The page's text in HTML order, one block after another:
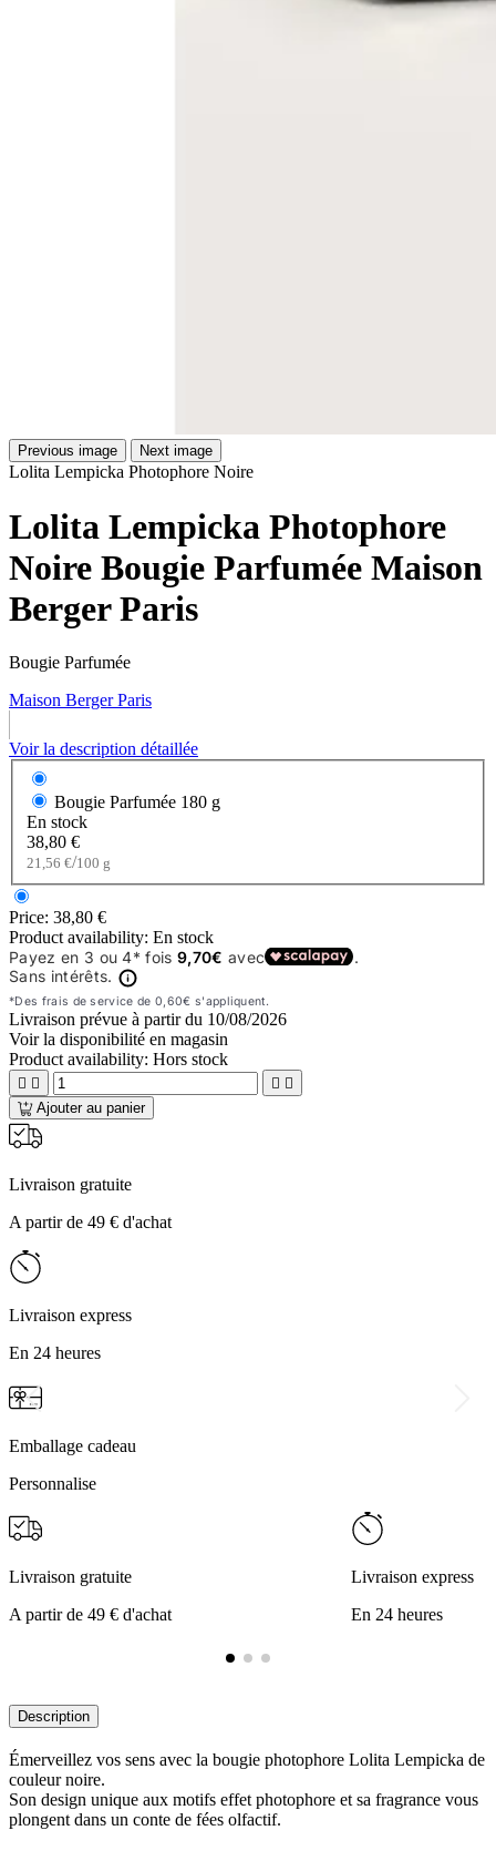
Previous image Next image
Lolita Lempicka Photophore Noire
Lolita Lempicka Photophore
Noire Bougie Parfumée Maison
Berger Paris
Bougie Parfumée
Maison Berger Paris
Voir la description détaillée
Bougie Parfumée 180 g
En stock
38,80 €
21,56 €/100 g
Price: 38,80 €
Product availability: En stock
Livraison prévue à partir du 10/08/2026
Voir la disponibilité en magasin
Product availability: Hors stock
   
Ajouter au panier
Livraison gratuite
A partir de 49 € d'achat
Livraison express
En 24 heures
Emballage cadeau
Personnalise
Livraison gratuite
A partir de 49 € d'achat
Livraison express
En 24 heures
Description
Émerveillez vos sens avec la bougie photophore Lolita Lempicka de
couleur noire.
Son design unique aux motifs effet photophore et sa fragrance vous
plongent dans un conte de fées olfactif.